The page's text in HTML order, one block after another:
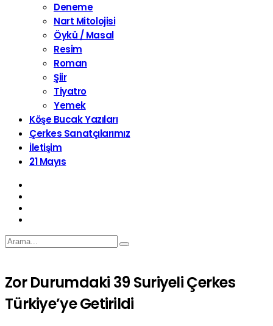
Deneme
Nart Mitolojisi
Öykü / Masal
Resim
Roman
Şiir
Tiyatro
Yemek
Köşe Bucak Yazıları
Çerkes Sanatçılarımız
İletişim
21 Mayıs
Zor Durumdaki 39 Suriyeli Çerkes
Türkiye’ye Getirildi